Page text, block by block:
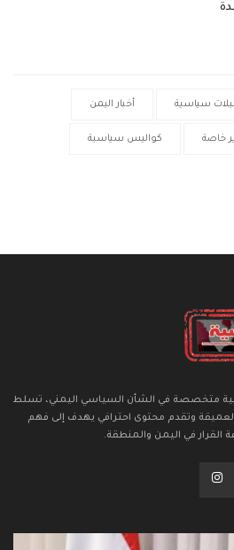
سياسية أخبار اليمن
خاصة كواليس سياسية
متخصصة في الشأن السياسي اليمني، تسلط
وتقدم محتوى احترافي يهدف إلى فهم
في اليمن والمنطقة.